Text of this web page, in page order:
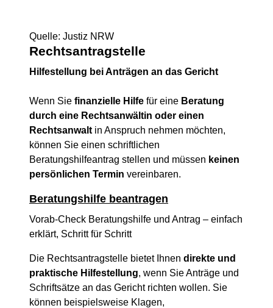
Quelle: Justiz NRW
Rechtsantragstelle
Hilfestellung bei Anträgen an das Gericht
Wenn Sie finanzielle Hilfe für eine Beratung
durch eine Rechtsanwältin oder einen
Rechtsanwalt in Anspruch nehmen möchten,
können Sie einen schriftlichen
Beratungshilfeantrag stellen und müssen keinen
persönlichen Termin vereinbaren.
Beratungshilfe beantragen
Vorab-Check Beratungshilfe und Antrag – einfach
erklärt, Schritt für Schritt
Die Rechtsantragstelle bietet Ihnen direkte und
praktische Hilfestellung, wenn Sie Anträge und
Schriftsätze an das Gericht richten wollen. Sie
können beispielsweise Klagen,